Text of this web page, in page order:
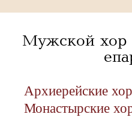
Мужской хор
Архиерейские
Монастырские